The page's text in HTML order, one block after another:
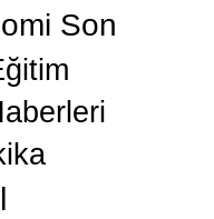
Son